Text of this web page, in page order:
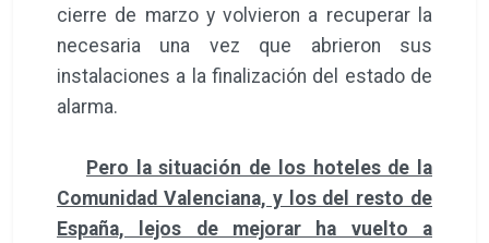
cierre de marzo y volvieron a recuperar la
necesaria una vez que abrieron sus
instalaciones a la finalización del estado de
alarma.
Pero la situación de los hoteles de la
Comunidad Valenciana, y los del resto de
España, lejos de mejorar ha vuelto a